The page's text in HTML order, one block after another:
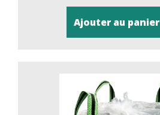
Ajouter au panier